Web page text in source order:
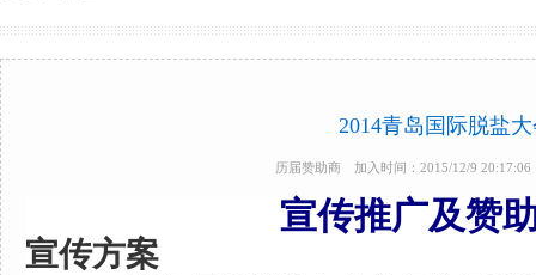
2014青岛国际脱盐
历届赞助商 加入时间：2015/12/9
宣传推广及赞
宣传方案